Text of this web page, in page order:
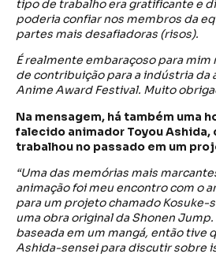
tipo de trabalho era gratificante e
poderia confiar nos membros da
partes mais desafiadoras (risos).
É realmente embaraçoso para
de contribuição para a indústria da
Anime Award Festival. Muito
Na mensagem, há também uma
falecido animador Toyou Ashida,
trabalhou no passado em um
“Uma das memórias mais
animação foi meu encontro com o
para um projeto chamado Kosuke-
uma obra original da Shonen Jump.
baseada em um mangá, então tive
Ashida-sensei para discutir sobre